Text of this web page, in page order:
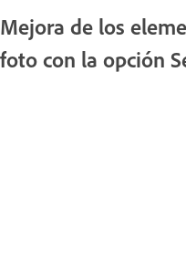
Mejora de los
foto con la opción